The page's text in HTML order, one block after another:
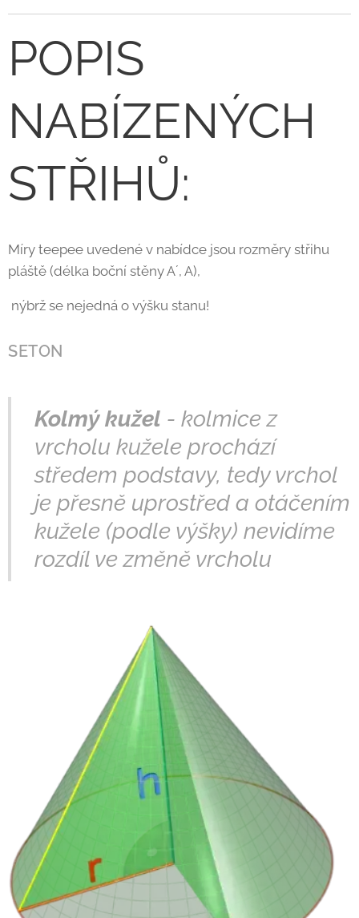
POPIS
NABÍZENÝCH
STŘIHŮ:
Míry teepee uvedené v nabídce jsou rozměry střihu
pláště (délka boční stěny A´, A),
nýbrž se nejedná o výšku stanu!
SETON
Kolmý kužel - kolmice z
vrcholu kužele prochází
středem podstavy, tedy vrchol
je přesně uprostřed a otáčením
kužele (podle výšky) nevidíme
rozdíl ve změně vrcholu